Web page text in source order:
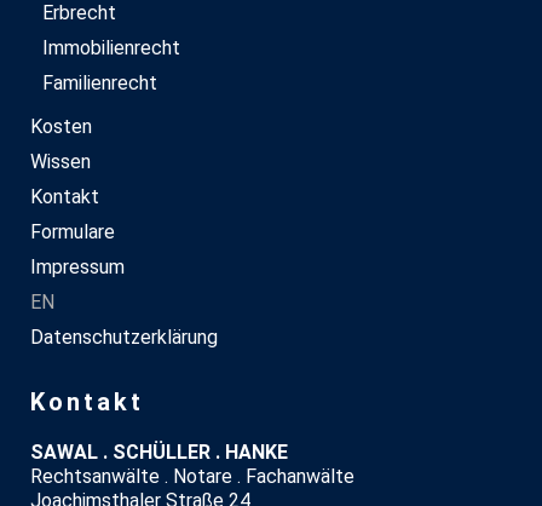
Erbrecht
Immobilienrecht
Familienrecht
Kosten
Wissen
Kontakt
Formulare
Impressum
EN
Datenschutzerklärung
Kontakt
SAWAL . SCHÜLLER . HANKE
Rechtsanwälte . Notare . Fachanwälte
Joachimsthaler Straße 24